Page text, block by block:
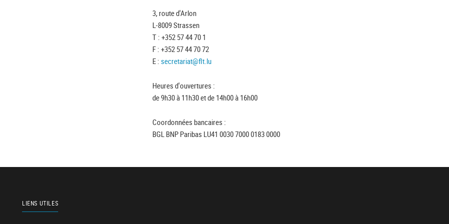
3, route d'Arlon
L-8009 Strassen
T : +352 57 44 70 1
F : +352 57 44 70 72
E : secretariat@flt.lu
Heures d'ouvertures :
de 9h30 à 11h30 et de 14h00 à 16h00
Coordonnées bancaires :
BGL BNP Paribas LU41 0030 7000 0183 0000
LIENS UTILES